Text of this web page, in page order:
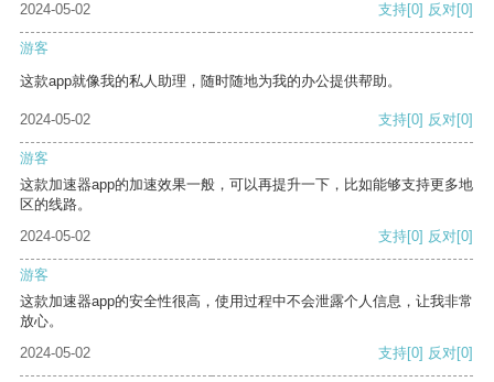
2024-05-02 支持[0] 反对[0]
游客
这款app就像我的私人助理，随时随地为我的办公提供帮助。
2024-05-02 支持[0] 反对[0]
游客
这款加速器app的加速效果一般，可以再提升一下，比如能够支持更多地
区的线路。
2024-05-02
支持[0] 反对[0]
游客
这款加速器app的安全性很高，使用过程中不会泄露个人信息，让我非常
放心。
2024-05-02
支持[0] 反对[0]